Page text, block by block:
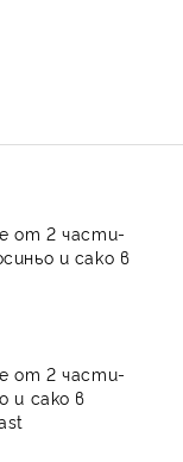
от 2 части-
и сако в
от 2 части-
и сако в